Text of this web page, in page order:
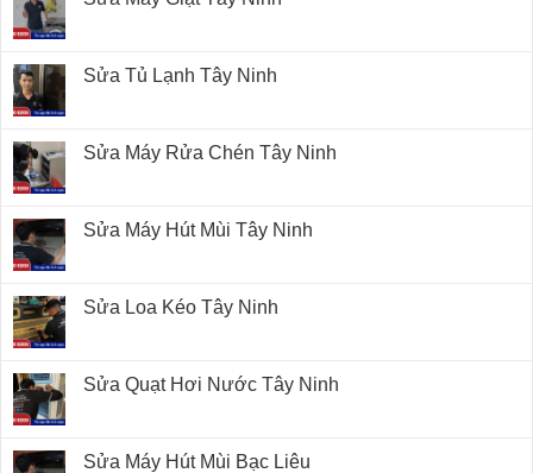
Sửa Tủ Lạnh Tây Ninh
Sửa Máy Rửa Chén Tây Ninh
Sửa Máy Hút Mùi Tây Ninh
Sửa Loa Kéo Tây Ninh
Sửa Quạt Hơi Nước Tây Ninh
Sửa Máy Hút Mùi Bạc Liêu